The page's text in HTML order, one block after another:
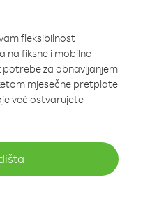
fleksibilnost
na fiksne i mobilne
potrebe za obnavljanjem
mjesečne pretplate
već ostvarujete